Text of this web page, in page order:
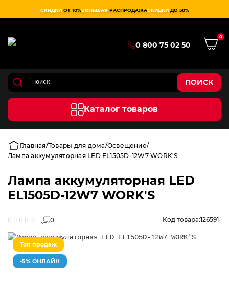
СКИДКИ ОТ 10%БОЛЬШАЯ РАСПРОДАЖАСКИДКИ ДО 50%
0 800 75 02 50
0
ПОИСК
Каталог товаров
Главная Товары для дома Освещение
Лампа аккумуляторная LED EL1505D-12W7 WORK'S
Лампа аккумуляторная LED
EL1505D-12W7 WORK'S
0 Код товара:126591-
Топ продаж
-5% ОНЛАЙН